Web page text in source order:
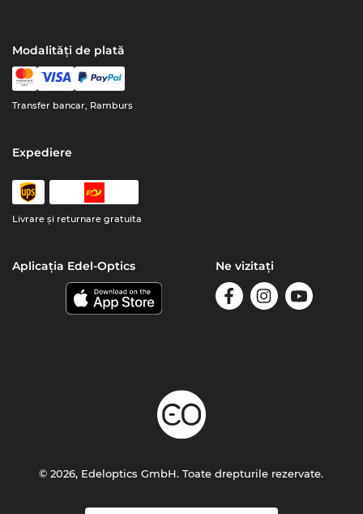
Modalități de plată
Transfer bancar, Ramburs
Expediere
Livrare şi returnare gratuita
Aplicația Edel-Optics Ne vizitați
© 2026, Edeloptics GmbH. Toate drepturile rezervate.